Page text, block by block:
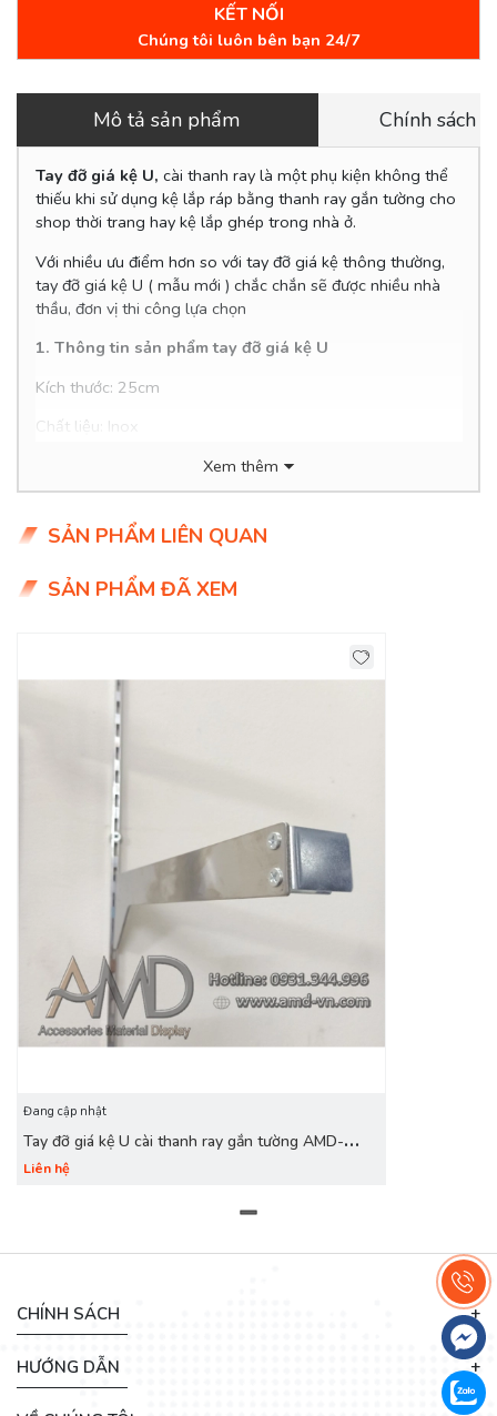
KẾT NỐI
Chúng tôi luôn bên bạn 24/7
Mô tả sản phẩm Chính sách
Tay đỡ giá kệ U, cài thanh ray là một phụ kiện không thể
thiếu khi sử dụng kệ lắp ráp bằng thanh ray gắn tường cho
shop thời trang hay kệ lắp ghép trong nhà ở.
Với nhiều ưu điểm hơn so với tay đỡ giá kệ thông thường,
tay đỡ giá kệ U ( mẫu mới ) chắc chắn sẽ được nhiều nhà
thầu, đơn vị thi công lựa chọn
1. Thông tin sản phẩm tay đỡ giá kệ U
Kích thước: 25cm
Chất liệu: Inox
2. Điểm ưu việt của sản phẩm
- Chắn chắc, tiết kiệm vật tư, chi phí . Công năng trong sử
dụng
- Thẩm mỹ hơn.
Xem thêm
SẢN PHẨM LIÊN QUAN
SẢN PHẨM ĐÃ XEM
Đang cập nhật
Tay đỡ giá kệ U cài thanh ray gắn tường AMD-
M111
Liên hệ
CHÍNH SÁCH
HƯỚNG DẪN